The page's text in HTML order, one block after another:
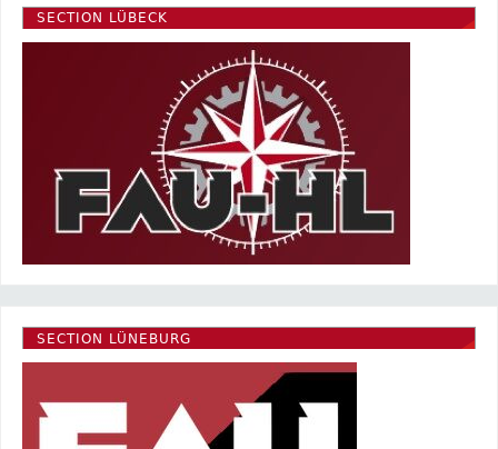
SECTION LÜBECK
SECTION LÜNEBURG